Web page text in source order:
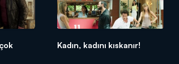
Kadın, kadını kıskanır!